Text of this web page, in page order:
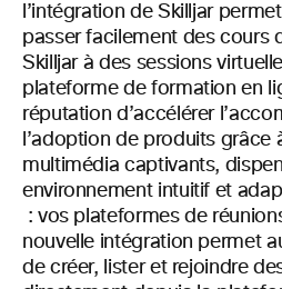
l’intégration de Skilljar
passer facilement des cours
Skilljar à des sessions
plateforme de formation en
réputation d’accélérer
l’adoption de produits grâce
multimédia captivants,
environnement intuitif et
: vos plateformes de
nouvelle intégration permet
de créer, lister et rejoindre